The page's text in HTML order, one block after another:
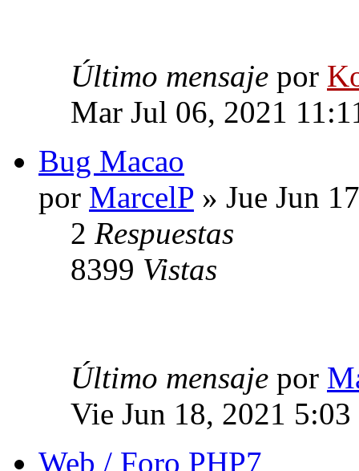
Último mensaje por
Mar Jul 06, 2021
Bug Macao
por MarcelP » Jue Jun
2 Respuestas
8399 Vistas
Último mensaje por
Vie Jun 18, 2021 5:03
Web / Foro PHP7